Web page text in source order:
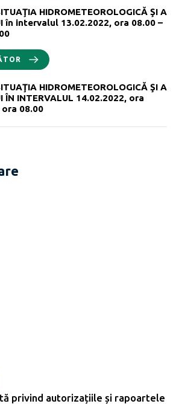
HIDROMETEOROLOGICĂ ŞI A
în intervalul 13.02.2022, ora 08.00 –
HIDROMETEOROLOGICĂ ŞI A
ÎN INTERVALUL 14.02.2022, ora
ora 08.00
privind autorizațiile și rapoartele